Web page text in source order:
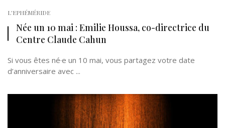
L'EPHÉMÉRIDE
Née un 10 mai : Emilie Houssa, co-directrice du
Centre Claude Cahun
Si vous êtes né·e un 10 mai, vous partagez votre date
d’anniversaire avec ...